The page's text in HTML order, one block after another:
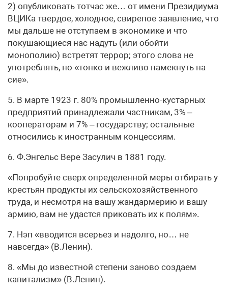
2) опубликовать тотчас же… от имени Президиума
ВЦИКа твердое, холодное, свирепое заявление, что
мы дальше не отступаем в экономике и что
покушающиеся нас надуть (или обойти
монополию) встретят террор; этого слова не
употреблять, но «тонко и вежливо намекнуть на
сие».
5. В марте 1923 г. 80% промышленно-кустарных
предприятий принадлежали частникам, 3% –
кооператорам и 7% – государству; остальные
относились к иностранным концессиям.
6. Ф.Энгельс Вере Засулич в 1881 году.
«Попробуйте сверх определенной меры отбирать у
крестьян продукты их сельскохозяйственного
труда, и несмотря на вашу жандармерию и вашу
армию, вам не удастся приковать их к полям».
7. Нэп «вводится всерьез и надолго, но… не
навсегда» (В.Ленин).
8. «Мы до известной степени заново создаем
капитализм» (В.Ленин).